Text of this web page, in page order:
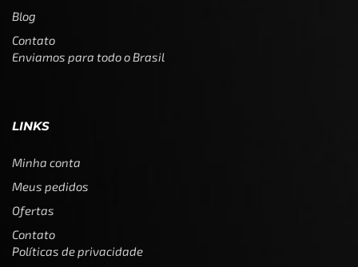
Blog
Contato
Enviamos para todo o Brasil
LINKS
Minha conta
Meus pedidos
Ofertas
Contato
Políticas de privacidade